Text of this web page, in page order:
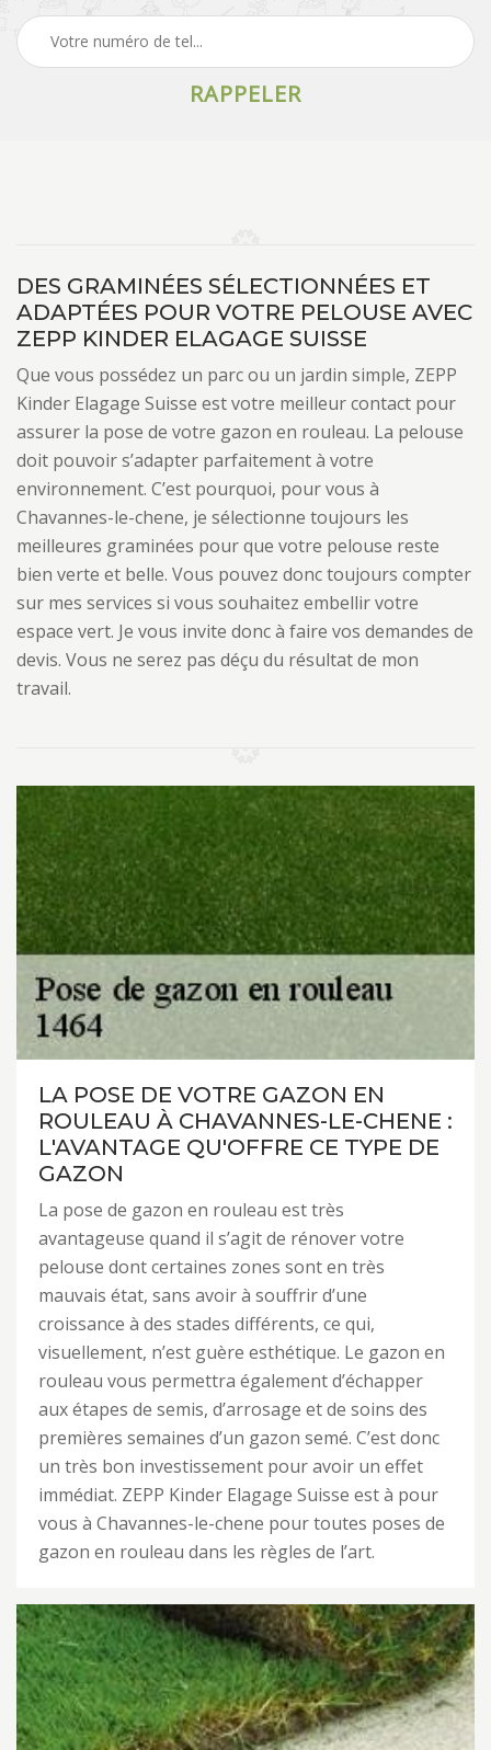
DES GRAMINÉES SÉLECTIONNÉES ET
ADAPTÉES POUR VOTRE PELOUSE AVEC
ZEPP KINDER ELAGAGE SUISSE
Que vous possédez un parc ou un jardin simple, ZEPP
Kinder Elagage Suisse est votre meilleur contact pour
assurer la pose de votre gazon en rouleau. La pelouse
doit pouvoir s’adapter parfaitement à votre
environnement. C’est pourquoi, pour vous à
Chavannes-le-chene, je sélectionne toujours les
meilleures graminées pour que votre pelouse reste
bien verte et belle. Vous pouvez donc toujours compter
sur mes services si vous souhaitez embellir votre
espace vert. Je vous invite donc à faire vos demandes de
devis. Vous ne serez pas déçu du résultat de mon
travail.
LA POSE DE VOTRE GAZON EN
ROULEAU À CHAVANNES-LE-CHENE :
L'AVANTAGE QU'OFFRE CE TYPE DE
GAZON
La pose de gazon en rouleau est très
avantageuse quand il s’agit de rénover votre
pelouse dont certaines zones sont en très
mauvais état, sans avoir à souffrir d’une
croissance à des stades différents, ce qui,
visuellement, n’est guère esthétique. Le gazon en
rouleau vous permettra également d’échapper
aux étapes de semis, d’arrosage et de soins des
premières semaines d’un gazon semé. C’est donc
un très bon investissement pour avoir un effet
immédiat. ZEPP Kinder Elagage Suisse est à pour
vous à Chavannes-le-chene pour toutes poses de
gazon en rouleau dans les règles de l’art.